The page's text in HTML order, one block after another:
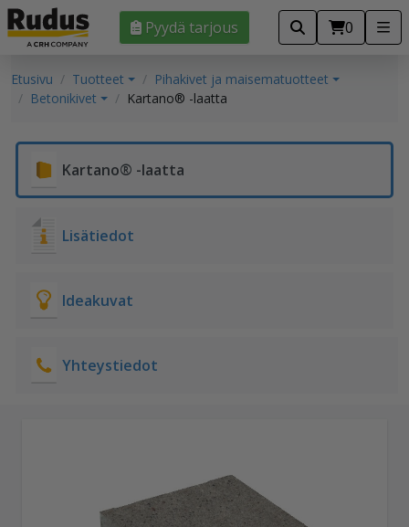
Pyydä tarjous 0
Etusivu Tuotteet
Pihakivet ja maisematuotteet
Betonikivet
Kartano® -laatta
Kartano® -laatta
Lisätiedot
Ideakuvat
Yhteystiedot